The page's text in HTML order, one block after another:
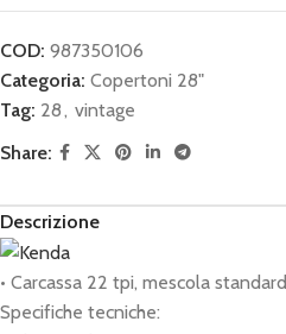
COD: 987350106
Categoria: Copertoni 28"
Tag: 28 , vintage
Share:
Descrizione
• Carcassa 22 tpi, mescola standard
Specifiche tecniche: